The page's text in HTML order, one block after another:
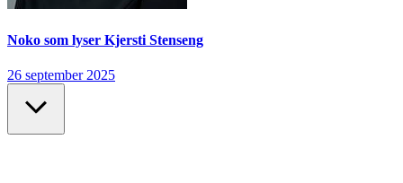
Noko som lyser Kjersti Stenseng
26 september 2025